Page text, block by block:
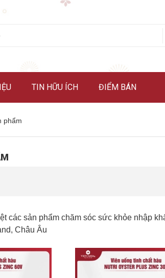
TIN HỮU ÍCH ĐIỂM BÁN
phẩm
các sản phẩm chăm sóc sức khỏe nhập
Châu Âu